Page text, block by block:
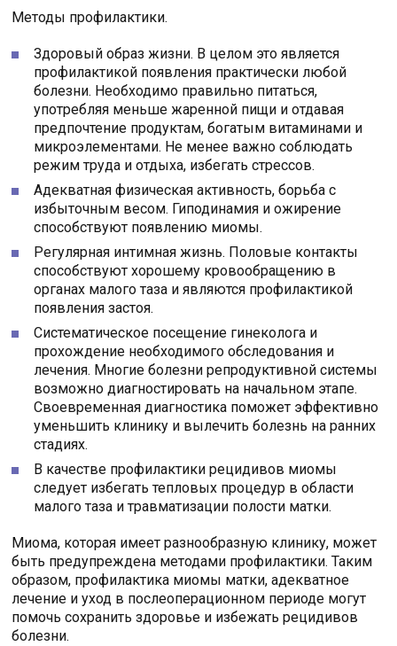
Методы профилактики.
Здоровый образ жизни. В целом это является
профилактикой появления практически любой
болезни. Необходимо правильно питаться,
употребляя меньше жаренной пищи и отдавая
предпочтение продуктам, богатым витаминами и
микроэлементами. Не менее важно соблюдать
режим труда и отдыха, избегать стрессов.
Адекватная физическая активность, борьба с
избыточным весом. Гиподинамия и ожирение
способствуют появлению миомы.
Регулярная интимная жизнь. Половые контакты
способствуют хорошему кровообращению в
органах малого таза и являются профилактикой
появления застоя.
Систематическое посещение гинеколога и
прохождение необходимого обследования и
лечения. Многие болезни репродуктивной системы
возможно диагностировать на начальном этапе.
Своевременная диагностика поможет эффективно
уменьшить клинику и вылечить болезнь на ранних
стадиях.
В качестве профилактики рецидивов миомы
следует избегать тепловых процедур в области
малого таза и травматизации полости матки.
Миома, которая имеет разнообразную клинику, может
быть предупреждена методами профилактики. Таким
образом, профилактика миомы матки, адекватное
лечение и уход в послеоперационном периоде могут
помочь сохранить здоровье и избежать рецидивов
болезни.